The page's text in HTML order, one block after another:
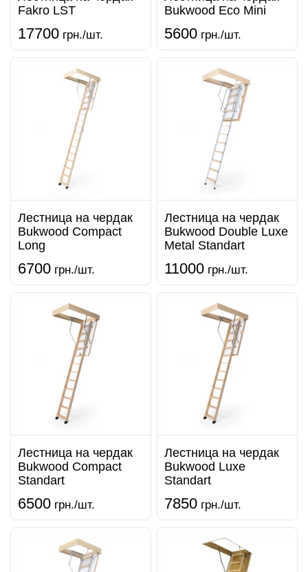
Fakro LST
17700 грн./шт.
Bukwood Eco Minі
5600 грн./шт.
Лестница на чердак
Bukwood Compact
Long
6700 грн./шт.
Лестница на чердак
Bukwood Double Luxe
Metal Standart
11000 грн./шт.
Лестница на чердак
Bukwood Compact
Standart
6500 грн./шт.
Лестница на чердак
Bukwood Luxe
Standart
7850 грн./шт.